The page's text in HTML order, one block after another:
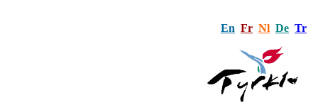
En Fr Nl De Tr